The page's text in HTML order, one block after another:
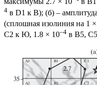
4 в D1 к В); (б) –
(сплошная изолиния на 1
С2 к Ю, 1.8 × 10–4 в В5,